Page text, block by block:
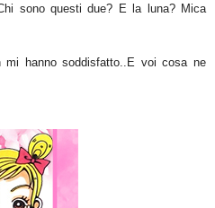
sono questi due? E la luna? Mica
hanno soddisfatto..E voi cosa ne